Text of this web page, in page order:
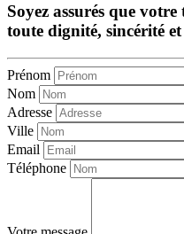
Soyez assurés que
toute dignité, sincérité
Prénom
Nom
Adresse
Ville
Email
Téléphone